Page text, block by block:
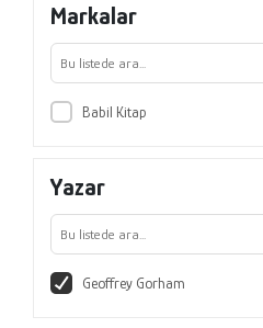
Markalar
Babil Kitap
Yazar
Geoffrey Gorham